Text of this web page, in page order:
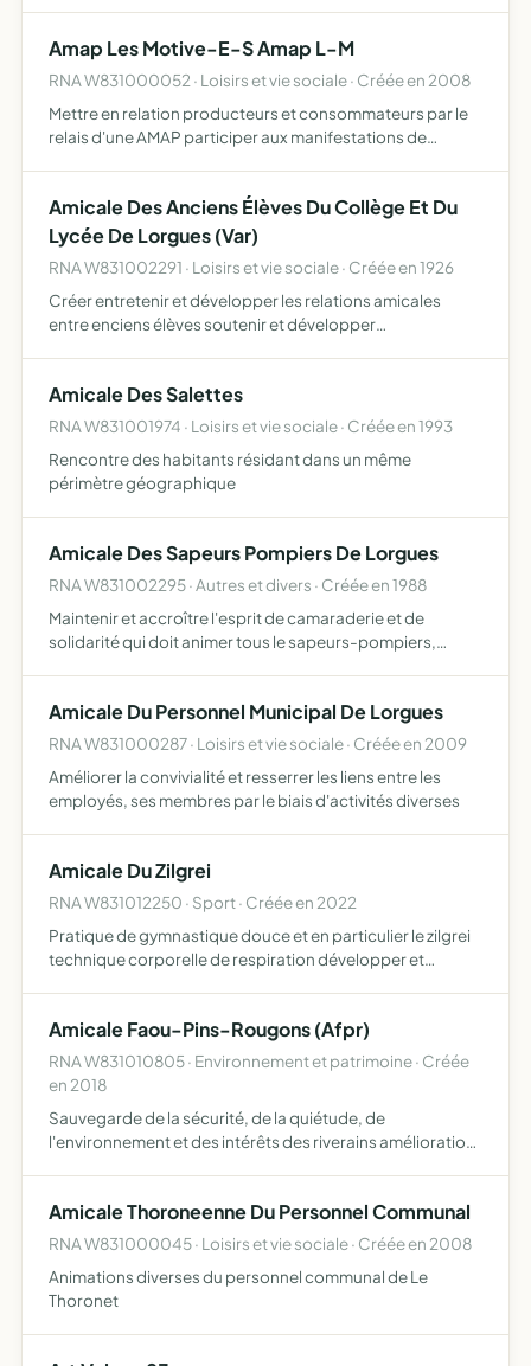
Amap Les Motive-E-S Amap L-M
RNA W831000052 · Loisirs et vie sociale · Créée en 2008
Mettre en relation producteurs et consommateurs par le
relais d'une AMAP participer aux manifestations de
Amicale Des Anciens Élèves Du Collège Et Du
Lycée De Lorgues (Var)
RNA W831002291 · Loisirs et vie sociale · Créée en 1926
Créer entretenir et développer les relations amicales
entre enciens élèves soutenir et développer
recherche d'un emploi…
Amicale Des Salettes
RNA W831001974 · Loisirs et vie sociale · Créée en 1993
Rencontre des habitants résidant dans un même
périmètre géographique
Amicale Des Sapeurs Pompiers De Lorgues
RNA W831002295 · Autres et divers · Créée en 1988
Maintenir et accroître l'esprit de camaraderie et de
solidarité qui doit animer tous le sapeurs-pompiers,
Amicale Du Personnel Municipal De Lorgues
RNA W831000287 · Loisirs et vie sociale · Créée en 2009
Améliorer la convivialité et resserrer les liens entre les
employés, ses membres par le biais d'activités diverses
Amicale Du Zilgrei
RNA W831012250 · Sport · Créée en 2022
Pratique de gymnastique douce et en particulier le zilgrei
technique corporelle de respiration développer et
Amicale Faou-Pins-Rougons (Afpr)
RNA W831010805 · Environnement et patrimoine · Créée
en 2018
Sauvegarde de la sécurité, de la quiétude, de
l'environnement et des intérêts des riverains amélioration
autorit…
Amicale Thoroneenne Du Personnel Communal
RNA W831000045 · Loisirs et vie sociale · Créée en 2008
Animations diverses du personnel communal de Le
Thoronet